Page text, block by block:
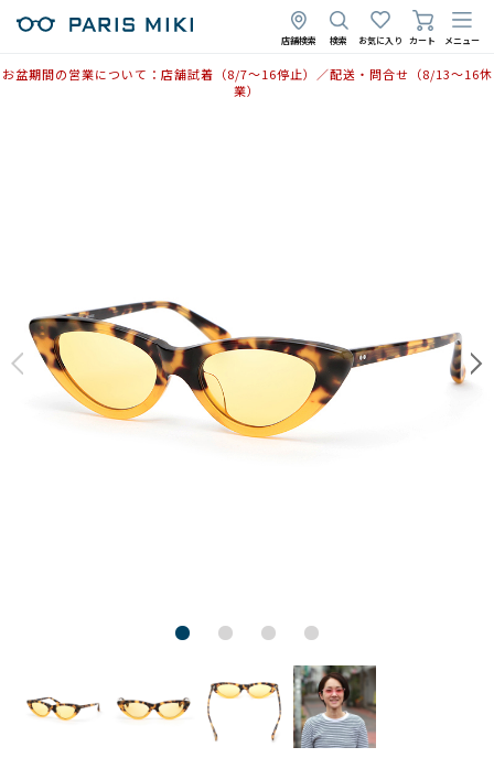
店舗検索 検索 お気に入り カート メニュー
お盆期間の営業について：店舗試着（8/7〜16停止）／配送・問合せ（8/13〜16休
業）